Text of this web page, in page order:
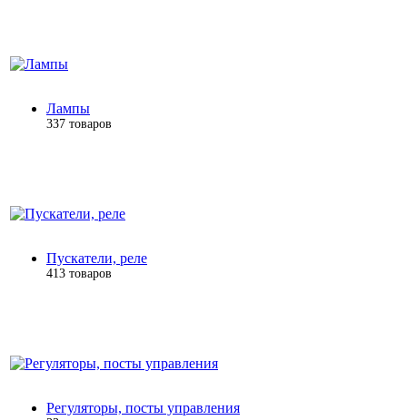
Лампы
337 товаров
Пускатели, реле
413 товаров
Регуляторы, посты управления